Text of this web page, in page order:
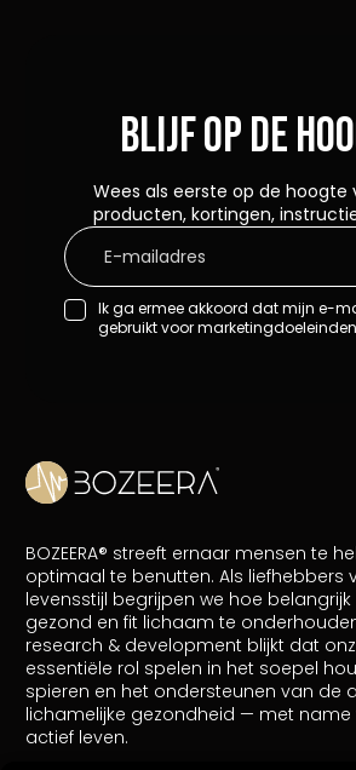
Blijf op de
Ik ga ermee akkoord dat mijn e-
gebruikt voor
Wees als eerste op de hoogte
producten, kortingen,
BOZEERA® streeft ernaar mensen te
optimaal te benutten. Als liefhebbers
levensstijl begrijpen we hoe
gezond en fit lichaam te
research & development blijkt dat
essentiële rol spelen in het soepel
spieren en het ondersteunen van de
lichamelijke gezondheid — met
actief leven.